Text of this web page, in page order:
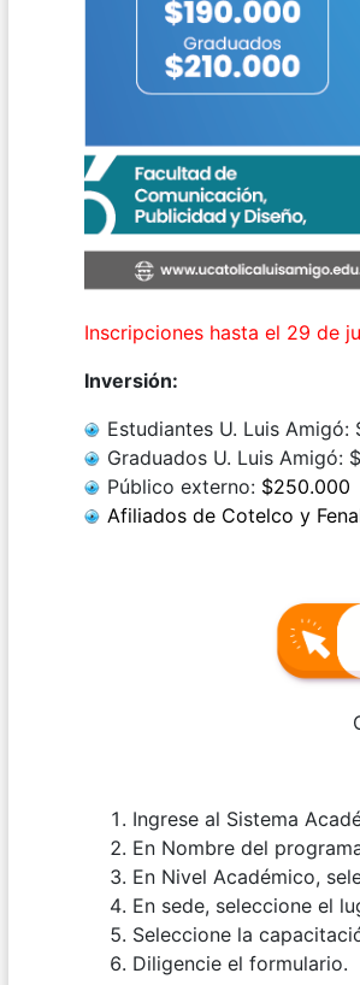
Inscripciones hasta el 29 de
Inversión:
Estudiantes U. Luis Amigó:
Graduados U. Luis Amigó:
Público externo: $250.000
Afiliados de Cotelco y
Ingrese al Sistema
En Nombre del
En Nivel Académico,
En sede, seleccione el
Seleccione la
Diligencie el formulario.